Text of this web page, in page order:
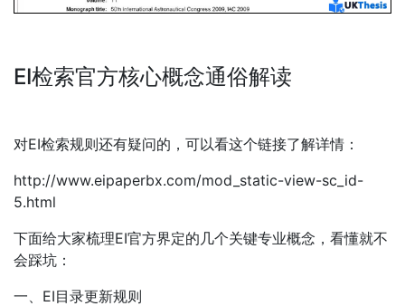
EI检索官方核心概念通俗解读
对EI检索规则还有疑问的，可以看这个链接了解详情：
http://www.eipaperbx.com/mod_static-view-sc_id-
5.html
下面给大家梳理EI官方界定的几个关键专业概念，看懂就不
会踩坑：
一、EI目录更新规则